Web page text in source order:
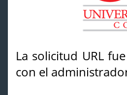
La solicitud URL
con el